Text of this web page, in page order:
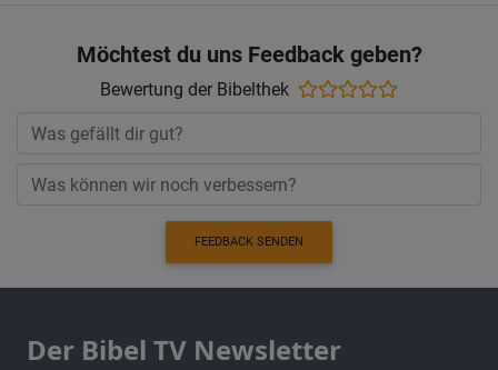
Möchtest du uns Feedback geben?
Bewertung der Bibelthek
FEEDBACK SENDEN
Der Bibel TV Newsletter